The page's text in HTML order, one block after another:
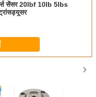
सेंसर 20lbf 10lb 5lbs